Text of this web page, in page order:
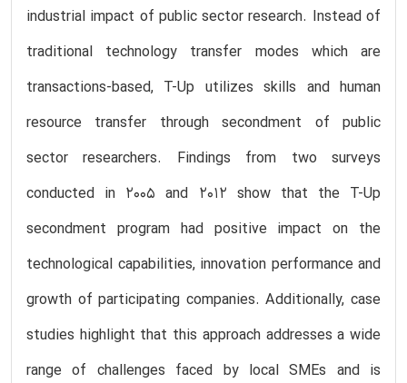
industrial impact of public sector research. Instead of
traditional technology transfer modes which are
transactions-based, T-Up utilizes skills and human
resource transfer through secondment of public
sector researchers. Findings from two surveys
conducted in 2005 and 2012 show that the T-Up
secondment program had positive impact on the
technological capabilities, innovation performance and
growth of participating companies. Additionally, case
studies highlight that this approach addresses a wide
range of challenges faced by local SMEs and is